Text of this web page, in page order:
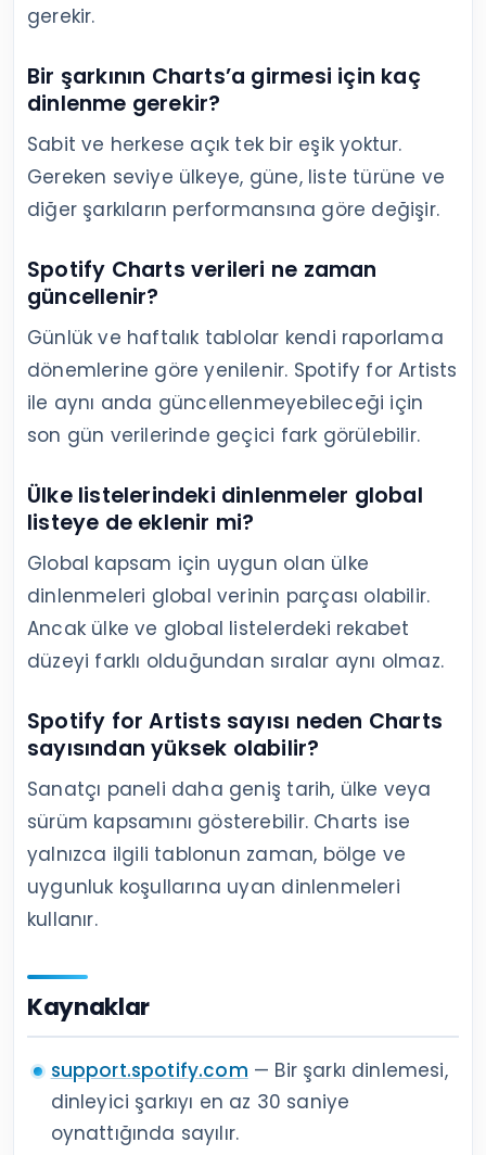
gerekir.
Bir şarkının Charts’a girmesi için kaç
dinlenme gerekir?
Sabit ve herkese açık tek bir eşik yoktur.
Gereken seviye ülkeye, güne, liste türüne ve
diğer şarkıların performansına göre değişir.
Spotify Charts verileri ne zaman
güncellenir?
Günlük ve haftalık tablolar kendi raporlama
dönemlerine göre yenilenir. Spotify for Artists
ile aynı anda güncellenmeyebileceği için
son gün verilerinde geçici fark görülebilir.
Ülke listelerindeki dinlenmeler global
listeye de eklenir mi?
Global kapsam için uygun olan ülke
dinlenmeleri global verinin parçası olabilir.
Ancak ülke ve global listelerdeki rekabet
düzeyi farklı olduğundan sıralar aynı olmaz.
Spotify for Artists sayısı neden Charts
sayısından yüksek olabilir?
Sanatçı paneli daha geniş tarih, ülke veya
sürüm kapsamını gösterebilir. Charts ise
yalnızca ilgili tablonun zaman, bölge ve
uygunluk koşullarına uyan dinlenmeleri
kullanır.
Kaynaklar
support.spotify.com — Bir şarkı dinlemesi,
dinleyici şarkıyı en az 30 saniye
oynattığında sayılır.